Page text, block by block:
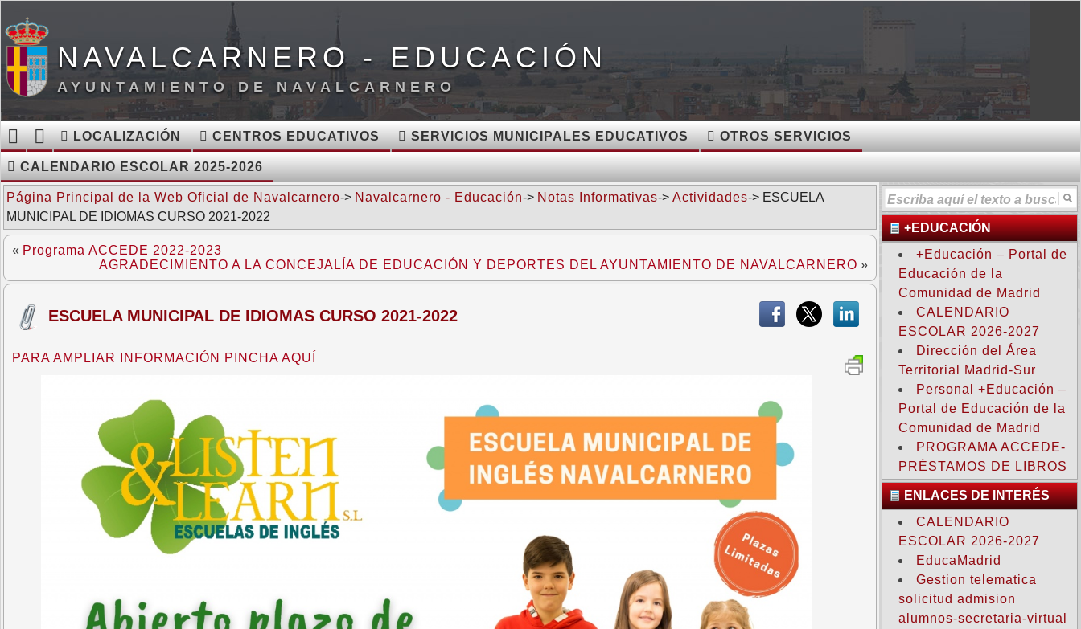
NAVALCARNERO - EDUCACIÓN
AYUNTAMIENTO DE NAVALCARNERO
LOCALIZACIÓN CENTROS EDUCATIVOS SERVICIOS MUNICIPALES EDUCATIVOS OTROS SERVICIOS
CALENDARIO ESCOLAR 2025-2026
Página Principal de la Web Oficial de Navalcarnero-> Navalcarnero - Educación-> Notas Informativas-> Actividades-> ESCUELA
MUNICIPAL DE IDIOMAS CURSO 2021-2022
« Programa ACCEDE 2022-2023
AGRADECIMIENTO A LA CONCEJALÍA DE EDUCACIÓN Y DEPORTES DEL AYUNTAMIENTO DE NAVALCARNERO »
ESCUELA MUNICIPAL DE IDIOMAS CURSO 2021-2022
PARA AMPLIAR INFORMACIÓN PINCHA AQUÍ
+EDUCACIÓN
+Educación – Portal de
Educación de la
Comunidad de Madrid
CALENDARIO
ESCOLAR 2026-2027
Dirección del Área
Territorial Madrid-Sur
Personal +Educación –
Portal de Educación de la
Comunidad de Madrid
PROGRAMA ACCEDE-
PRÉSTAMOS DE LIBROS
ENLACES DE INTERÉS
CALENDARIO
ESCOLAR 2026-2027
EducaMadrid
Gestion telematica
solicitud admision
alumnos-secretaria-virtual